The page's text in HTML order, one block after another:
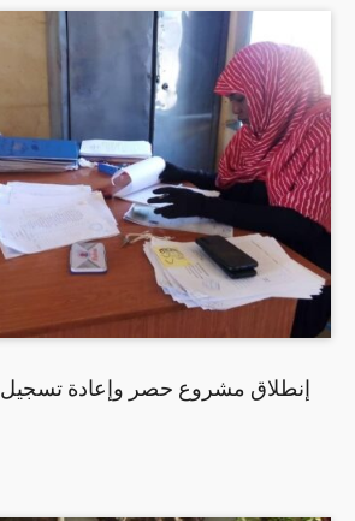
إنطلاق مشروع حصر وإعادة تسجيل